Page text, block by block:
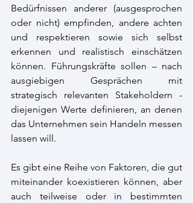
Bedürfnissen anderer (ausgesprochen
oder nicht) empfinden, andere achten
und respektieren sowie sich selbst
erkennen und realistisch einschätzen
können. Führungskräfte sollen – nach
ausgiebigen Gesprächen mit
strategisch relevanten Stakeholdern -
diejenigen Werte definieren, an denen
das Unternehmen sein Handeln messen
lassen will.
Es gibt eine Reihe von Faktoren, die gut
miteinander koexistieren können, aber
auch teilweise oder in bestimmten